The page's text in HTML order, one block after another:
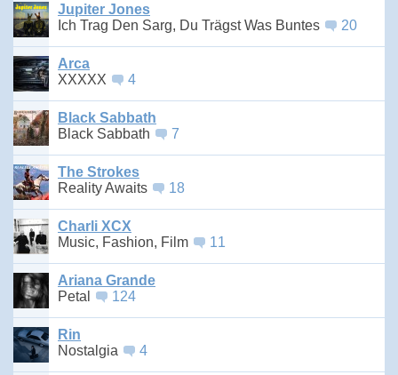
Jupiter Jones
Ich Trag Den Sarg, Du Trägst Was Buntes
20
Arca
XXXXX
4
Black Sabbath
Black Sabbath
7
The Strokes
Reality Awaits
18
Charli XCX
Music, Fashion, Film
11
Ariana Grande
Petal
124
Rin
Nostalgia
4